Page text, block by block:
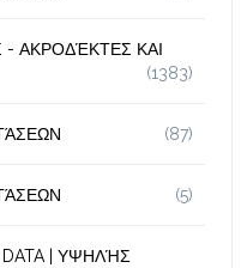
ΑΚΡΟΔΈΚΤΕΣ ΚΑΙ
(1383)
(87)
(5)
| ΥΨΗΛΉΣ